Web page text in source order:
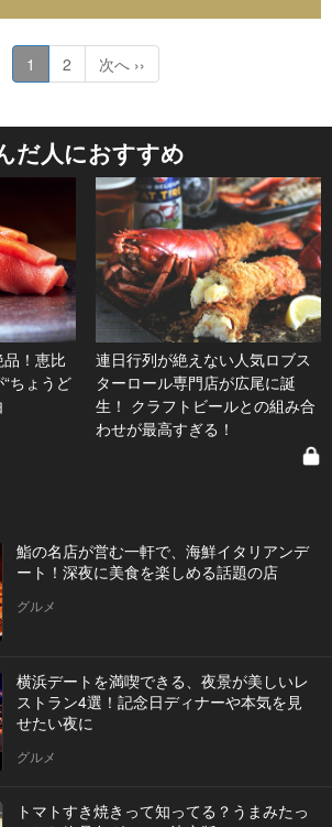
1 2 次へ ››
だ人におすすめ
！恵比
ちょうど
連日行列が絶えない人気ロブス
ターロール専門店が広尾に誕
生！ クラフトビールとの組み合
わせが最高すぎる！
鮨の名店が営む一軒で、海鮮イタリアンデ
ート！深夜に美食を楽しめる話題の店
グルメ
横浜デートを満喫できる、夜景が美しいレ
ストラン4選！記念日ディナーや本気を見
せたい夜に
グルメ
トマトすき焼きって知ってる？うまみたっ